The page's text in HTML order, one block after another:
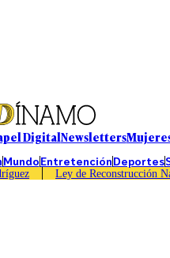
DigitalNewsletters
MundoEntretenciónDeportes
Ley de Reconstrucción